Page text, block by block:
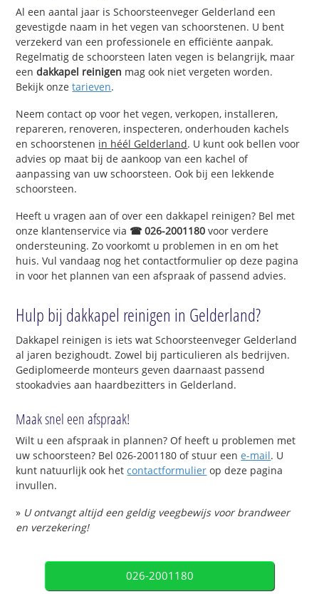
Al een aantal jaar is Schoorsteenveger Gelderland een
gevestigde naam in het vegen van schoorstenen. U bent
verzekerd van een professionele en efficiënte aanpak.
Regelmatig de schoorsteen laten vegen is belangrijk, maar
eendakkapel reinigen mag ook niet vergeten worden.
Bekijk onzetarieven.
Neem contact op voor het vegen, verkopen, installeren,
repareren, renoveren, inspecteren, onderhouden kachels
en schoorstenen in héél Gelderland. U kunt ook bellen voor
advies op maat bij de aankoop van een kachel of
aanpassing van uw schoorsteen. Ook bij een lekkende
schoorsteen.
Heeft u vragen aan of over een dakkapel reinigen? Bel met
onze klantenservice via ☎ 026-2001180 voor verdere
ondersteuning. Zo voorkomt u problemen in en om het
huis. Vul vandaag nog het contactformulier op deze pagina
in voor het plannen van een afspraak of passend advies.
Hulp bij dakkapel reinigen in Gelderland?
Dakkapel reinigen is iets wat Schoorsteenveger Gelderland
al jaren bezighoudt. Zowel bij particulieren als bedrijven.
Gediplomeerde monteurs geven daarnaast passend
stookadvies aan haardbezitters in Gelderland.
Maak snel een afspraak!
Wilt u een afspraak in plannen? Of heeft u problemen met
uw schoorsteen? Bel 026-2001180 of stuur eene-mail. U
kunt natuurlijk ook hetcontactformulier op deze pagina
invullen.
» U ontvangt altijd een geldig veegbewijs voor brandweer
en verzekering!
026-2001180